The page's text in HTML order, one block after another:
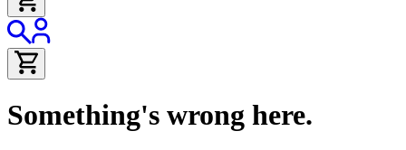
Something's wrong here.